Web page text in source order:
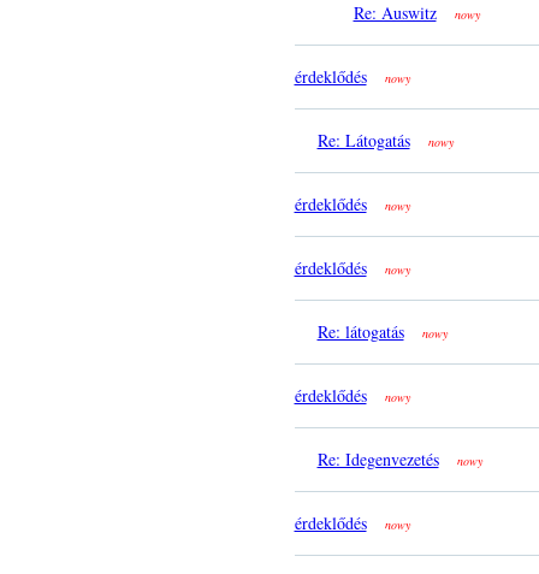
Re: Auswitz nowy
érdeklődés nowy
Re: Látogatás nowy
érdeklődés nowy
érdeklődés nowy
Re: látogatás nowy
érdeklődés nowy
Re: Idegenvezetés nowy
érdeklődés nowy